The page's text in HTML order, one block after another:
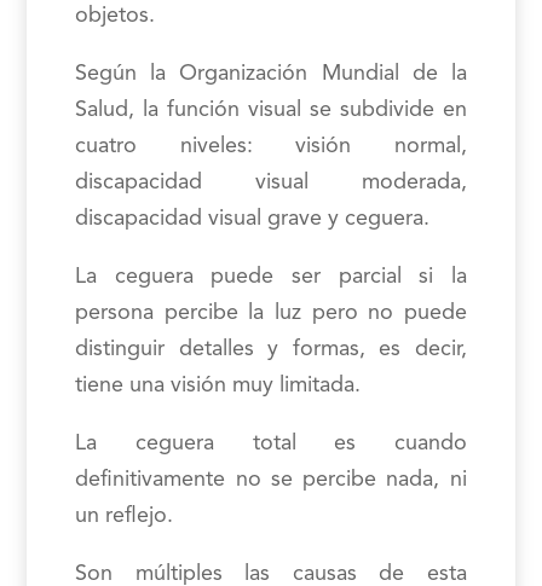
objetos.
Según la Organización Mundial de la
Salud, la función visual se subdivide en
cuatro niveles: visión normal,
discapacidad visual moderada,
discapacidad visual grave y ceguera.
La ceguera puede ser parcial si la
persona percibe la luz pero no puede
distinguir detalles y formas, es decir,
tiene una visión muy limitada.
La ceguera total es cuando
definitivamente no se percibe nada, ni
un reflejo.
Son múltiples las causas de esta